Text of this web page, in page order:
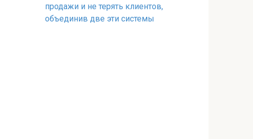
продажи и не терять клиентов,
объединив две эти системы